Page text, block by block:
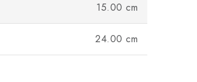
15.00 cm
24.00 cm